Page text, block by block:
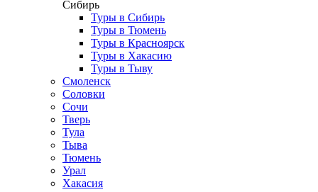
Сибирь
Туры в Сибирь
Туры в Тюмень
Туры в Красноярск
Туры в Хакасию
Туры в Тыву
Смоленск
Соловки
Сочи
Тверь
Тула
Тыва
Тюмень
Урал
Хакасия